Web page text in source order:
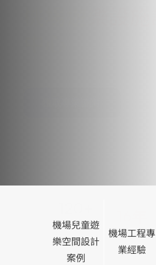
機場兒童遊
樂空間設計
案例
機場工程專
業經驗